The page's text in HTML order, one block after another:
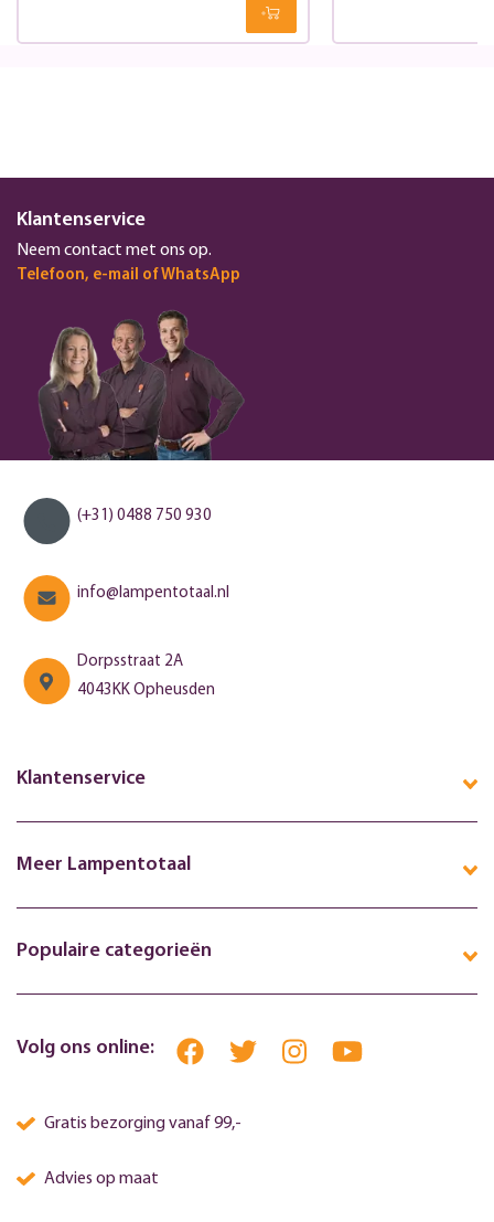
Klantenservice
Neem contact met ons op.
Telefoon, e-mail of WhatsApp
(+31) 0488 750 930
info@lampentotaal.nl
Dorpsstraat 2A
4043KK Opheusden
Klantenservice
Meer Lampentotaal
Populaire categorieën
Volg ons online:
Gratis bezorging vanaf 99,-
Advies op maat